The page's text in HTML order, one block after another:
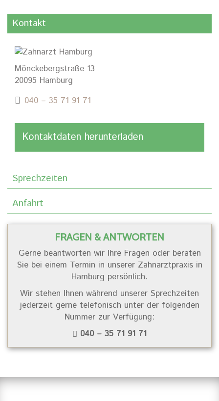
Kontakt
Mönckebergstraße 13
20095 Hamburg
040 – 35 71 91 71
Kontaktdaten herunterladen
Sprechzeiten
Anfahrt
FRAGEN & ANTWORTEN
Gerne beantworten wir Ihre Fragen oder beraten
Sie bei einem Termin in unserer Zahnarztpraxis in
Hamburg persönlich.
Wir stehen Ihnen während unserer Sprechzeiten
jederzeit gerne telefonisch unter der folgenden
Nummer zur Verfügung:
040 – 35 71 91 71